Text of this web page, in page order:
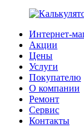
Интернет-
Акции
Цены
Услуги
Покупателю
О компании
Ремонт
Сервис
Контакты